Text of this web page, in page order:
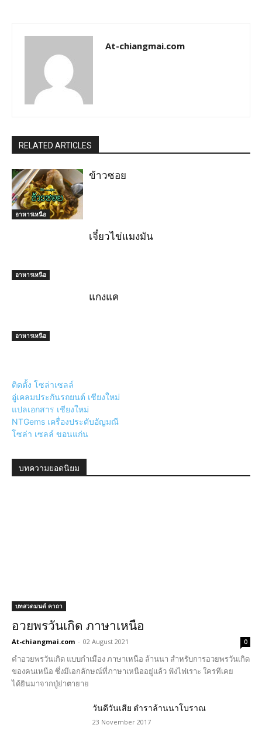
At-chiangmai.com
RELATED ARTICLES
อาหารเหนือ
ข้าวซอย
อาหารเหนือ
เจี๋ยวไข่แมงมัน
อาหารเหนือ
แกงแค
ติดตั้ง โซล่าเซลล์
อู่เคลมประกันรถยนต์ เชียงใหม่
แปลเอกสาร เชียงใหม่
NTGems เครื่องประดับอัญมณี
โซล่า เซลล์ ขอนแก่น
บทความยอดนิยม
บทสวดมนต์ คาถา
อวยพรวันเกิด ภาษาเหนือ
At-chiangmai.com - 02 August 2021 0
คำอวยพรวันเกิด แบบกำเมือง ภาษาเหนือ ล้านนา สำหรับการอวยพรวันเกิด
ของคนเหนือ ซึ่งมีเอกลักษณ์ที่ภาษาเหนืออยู่แล้ว ฟังไฟเราะ ใครทีเคย
ได้ยินมาจากปู่ย่าตายาย
วันดีวันเสีย ตำราล้านนาโบราณ
23 November 2017